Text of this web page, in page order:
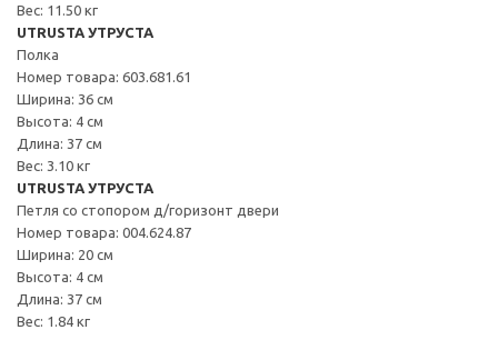
Вес: 11.50 кг
UTRUSTA УТРУСТА
Полка
Номер товара: 603.681.61
Ширина: 36 см
Высота: 4 см
Длина: 37 см
Вес: 3.10 кг
UTRUSTA УТРУСТА
Петля со стопором д/горизонт двери
Номер товара: 004.624.87
Ширина: 20 см
Высота: 4 см
Длина: 37 см
Вес: 1.84 кг